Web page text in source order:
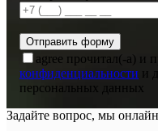
agree прочитал(-а) и
конфиденциальности и
персональных данных
Задайте вопрос, мы